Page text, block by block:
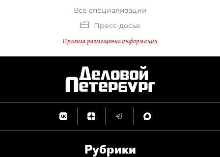
Все специализации
Пресс-досье
Правила размещения информации
Рубрики